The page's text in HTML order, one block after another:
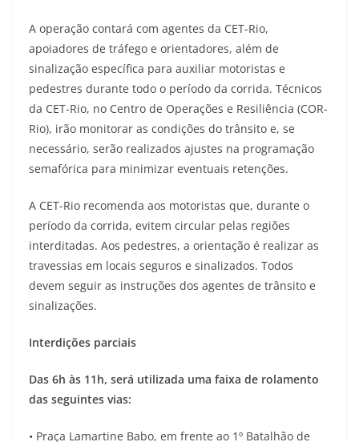
A operação contará com agentes da CET-Rio,
apoiadores de tráfego e orientadores, além de
sinalização específica para auxiliar motoristas e
pedestres durante todo o período da corrida. Técnicos
da CET-Rio, no Centro de Operações e Resiliência (COR-
Rio), irão monitorar as condições do trânsito e, se
necessário, serão realizados ajustes na programação
semafórica para minimizar eventuais retenções.
A CET-Rio recomenda aos motoristas que, durante o
período da corrida, evitem circular pelas regiões
interditadas. Aos pedestres, a orientação é realizar as
travessias em locais seguros e sinalizados. Todos
devem seguir as instruções dos agentes de trânsito e
sinalizações.
Interdições parciais
Das 6h às 11h, será utilizada uma faixa de rolamento
das seguintes vias:
• Praça Lamartine Babo, em frente ao 1º Batalhão de